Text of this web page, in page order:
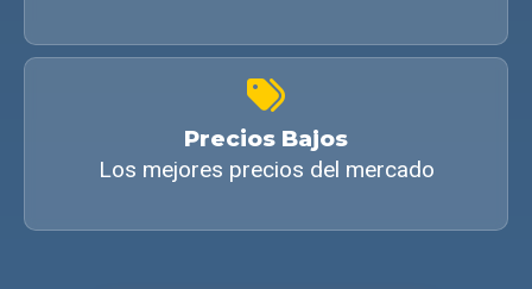
Precios Bajos
Los mejores precios del mercado